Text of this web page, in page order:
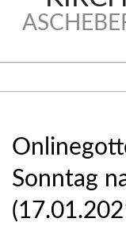
Navigation
Sonntag